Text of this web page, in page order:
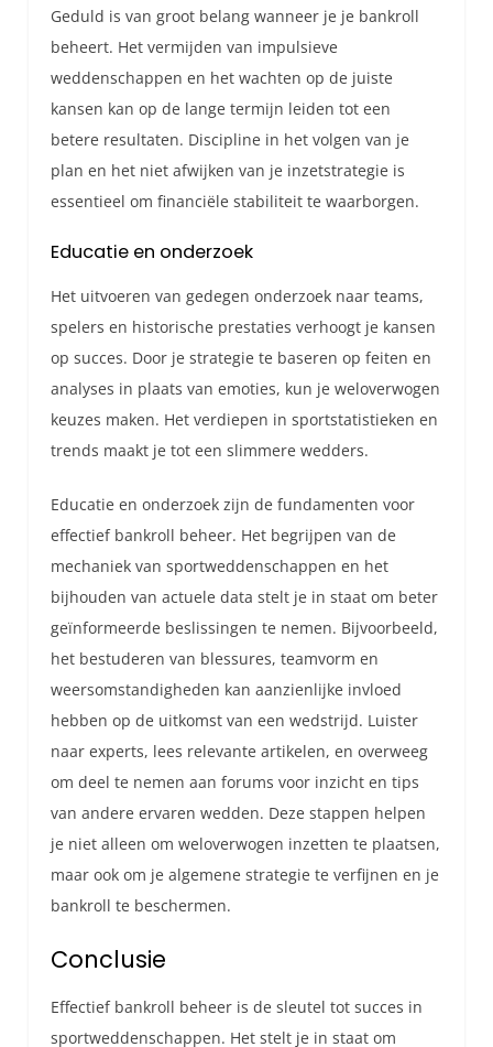
Geduld is van groot belang wanneer je je bankroll
beheert. Het vermijden van impulsieve
weddenschappen en het wachten op de juiste
kansen kan op de lange termijn leiden tot een
betere resultaten. Discipline in het volgen van je
plan en het niet afwijken van je inzetstrategie is
essentieel om financiële stabiliteit te waarborgen.
Educatie en onderzoek
Het uitvoeren van gedegen onderzoek naar teams,
spelers en historische prestaties verhoogt je kansen
op succes. Door je strategie te baseren op feiten en
analyses in plaats van emoties, kun je weloverwogen
keuzes maken. Het verdiepen in sportstatistieken en
trends maakt je tot een slimmere wedders.
Educatie en onderzoek zijn de fundamenten voor
effectief bankroll beheer. Het begrijpen van de
mechaniek van sportweddenschappen en het
bijhouden van actuele data stelt je in staat om beter
geïnformeerde beslissingen te nemen. Bijvoorbeeld,
het bestuderen van blessures, teamvorm en
weersomstandigheden kan aanzienlijke invloed
hebben op de uitkomst van een wedstrijd. Luister
naar experts, lees relevante artikelen, en overweeg
om deel te nemen aan forums voor inzicht en tips
van andere ervaren wedden. Deze stappen helpen
je niet alleen om weloverwogen inzetten te plaatsen,
maar ook om je algemene strategie te verfijnen en je
bankroll te beschermen.
Conclusie
Effectief bankroll beheer is de sleutel tot succes in
sportweddenschappen. Het stelt je in staat om